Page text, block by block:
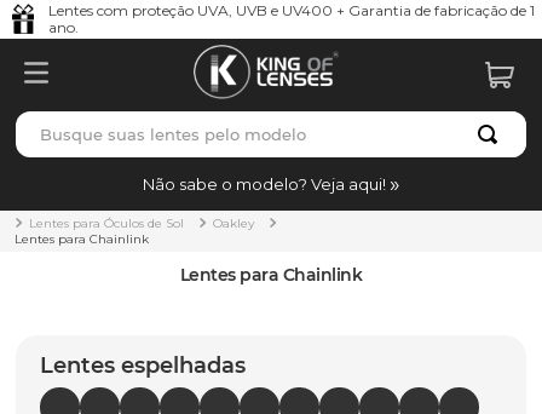
Lentes com proteção UVA, UVB e UV400 + Garantia de fabricação de 1
ano.
Busque suas lentes pelo modelo
Não sabe o modelo? Veja aqui!
Lentes para Óculos de Sol
Oakley
Lentes para Chainlink
Lentes para Chainlink
Lentes espelhadas
TERMOS MAIS BUSCADOS
1º borrachas
5º chaves